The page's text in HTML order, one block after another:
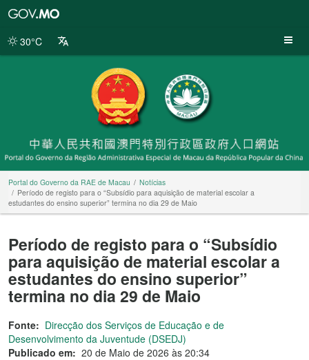
da
30°C
Portal do Governo da RAE de Macau
Notícias
Período de registo para o “Subsídio para aquisição de material escolar a
estudantes do ensino superior” termina no dia 29 de Maio
Período de registo para o “Subsídio
para aquisição de material escolar a
estudantes do ensino superior”
termina no dia 29 de Maio
Fonte: Direcção dos Serviços de Educação e de
Desenvolvimento da Juventude (DSEDJ)
Publicado em: 20 de Maio de 2026 às 20:34